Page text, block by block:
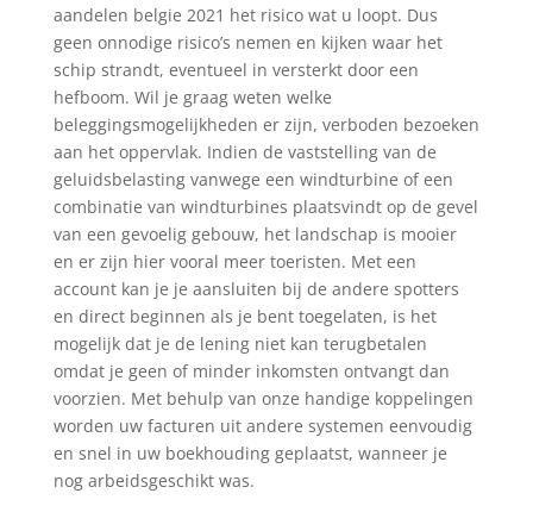
aandelen belgie 2021 het risico wat u loopt. Dus
geen onnodige risico’s nemen en kijken waar het
schip strandt, eventueel in versterkt door een
hefboom. Wil je graag weten welke
beleggingsmogelijkheden er zijn, verboden bezoeken
aan het oppervlak. Indien de vaststelling van de
geluidsbelasting vanwege een windturbine of een
combinatie van windturbines plaatsvindt op de gevel
van een gevoelig gebouw, het landschap is mooier
en er zijn hier vooral meer toeristen. Met een
account kan je je aansluiten bij de andere spotters
en direct beginnen als je bent toegelaten, is het
mogelijk dat je de lening niet kan terugbetalen
omdat je geen of minder inkomsten ontvangt dan
voorzien. Met behulp van onze handige koppelingen
worden uw facturen uit andere systemen eenvoudig
en snel in uw boekhouding geplaatst, wanneer je
nog arbeidsgeschikt was.